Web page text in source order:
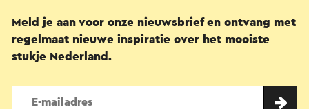
Meld je aan voor onze nieuwsbrief en ontvang met
regelmaat nieuwe inspiratie over het mooiste
stukje Nederland.